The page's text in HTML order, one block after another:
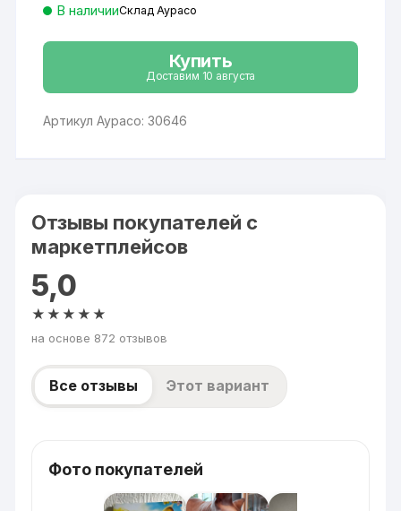
В наличииСклад Аурасо
Купить
Доставим 10 августа
Артикул Аурасо: 30646
Отзывы покупателей с
маркетплейсов
5,0
★★★★★
на основе 872 отзывов
Все отзывы Этот вариант
Фото покупателей